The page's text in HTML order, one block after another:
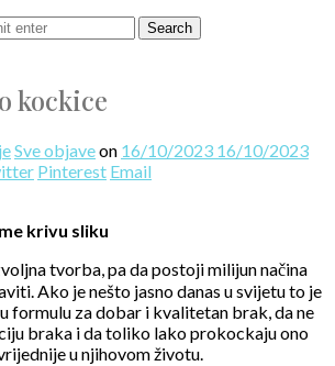
kockice
Sve objaveon 16/10/2023 16/10/2023
Pinterest Email
krivu sliku
tvorba, pa da postoji milijun načina
Ako je nešto jasno danas u svijetu to je
formulu za dobar i kvalitetan brak, da ne
braka i da toliko lako prokockaju ono
u njihovom životu.